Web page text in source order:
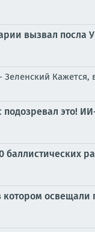
вызвал посла
это!
освещали